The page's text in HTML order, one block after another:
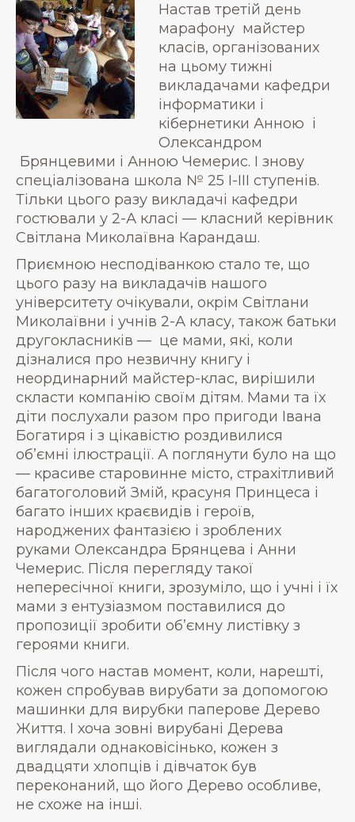
Настав третій день
марафону майстер
класів, організованих
на цьому тижні
викладачами кафедри
інформатики і
кібернетики Анною і
Олександром
Брянцевими і Анною Чемерис. І знову
спеціалізована школа № 25 І-ІІІ ступенів.
Тільки цього разу викладачі кафедри
гостювали у 2-А класі — класний керівник
Світлана Миколаївна Карандаш.
Приємною несподіванкою стало те, що
цього разу на викладачів нашого
університету очікували, окрім Світлани
Миколаївни і учнів 2-А класу, також батьки
другокласників — це мами, які, коли
дізналися про незвичну книгу і
неординарний майстер-клас, вирішили
скласти компанію своїм дітям. Мами та їх
діти послухали разом про пригоди Івана
Богатиря і з цікавістю роздивилися
об’ємні ілюстрації. А поглянути було на що
— красиве старовинне місто, страхітливий
багатоголовий Змій, красуня Принцеса і
багато інших краєвидів і героїв,
народжених фантазією і зроблених
руками Олександра Брянцева і Анни
Чемерис. Після перегляду такої
непересічної книги, зрозуміло, що і учні і їх
мами з ентузіазмом поставилися до
пропозиції зробити об’ємну листівку з
героями книги.
Після чого настав момент, коли, нарешті,
кожен спробував вирубати за допомогою
машинки для вирубки паперове Дерево
Життя. І хоча зовні вирубані Дерева
виглядали однаковісінько, кожен з
двадцяти хлопців і дівчаток був
переконаний, що його Дерево особливе,
не схоже на інші.